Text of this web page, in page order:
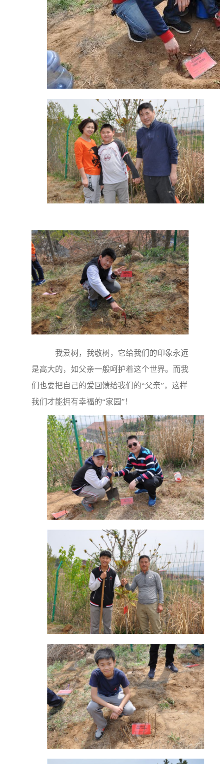
我爱树，我敬树，它给我们的印象永远
是高大的，如父亲一般呵护着这个世界。而我
们也要把自己的爱回馈给我们的“父亲”，这样
我们才能拥有幸福的“家园”！